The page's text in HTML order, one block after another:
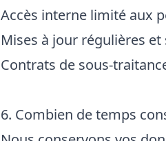
Accès interne limité aux
Mises à jour régulières
Contrats de sous-
6. Combien de temps